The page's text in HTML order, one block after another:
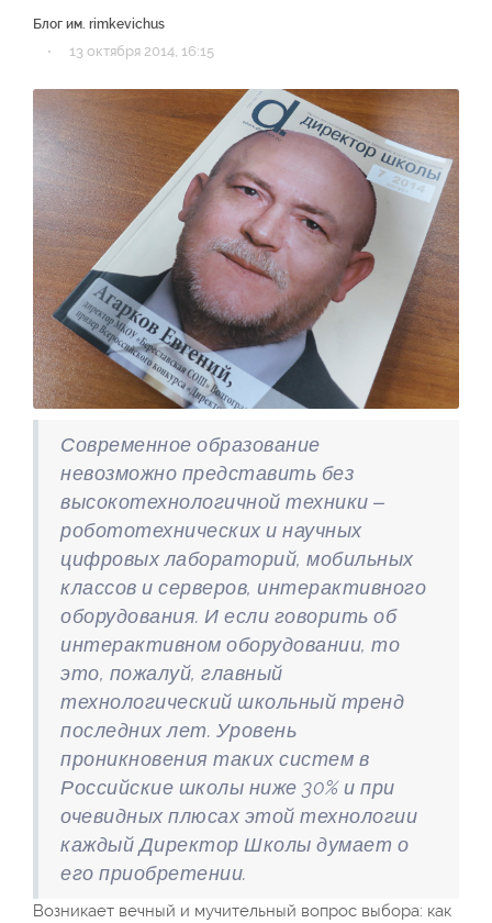
Блог им. rimkevichus
· 13 октября 2014, 16:15
Современное образование
невозможно представить без
высокотехнологичной техники –
робототехнических и научных
цифровых лабораторий, мобильных
классов и серверов, интерактивного
оборудования. И если говорить об
интерактивном оборудовании, то
это, пожалуй, главный
технологический школьный тренд
последних лет. Уровень
проникновения таких систем в
Российские школы ниже 30% и при
очевидных плюсах этой технологии
каждый Директор Школы думает о
его приобретении.
Возникает вечный и мучительный вопрос выбора: как